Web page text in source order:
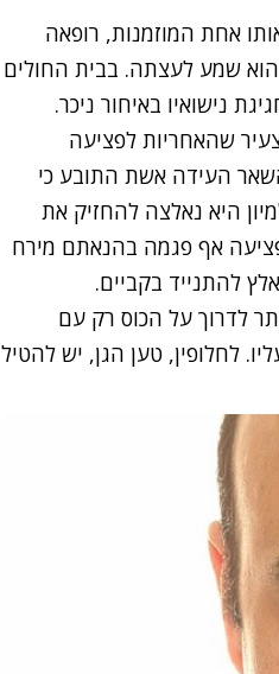
אחת המוזמנות, רופאה
שמע לעצתה. בבית החולים
נישואיו באיחור ניכר.
שהאחריות לפציעה
העידה אשת התובע כי
היא נאלצה להחזיק את
אף פגמה בהנאתם מירח
להתנייד בקביים.
לדרוך על הכוס רק עם
לחלופין, טען הגן, יש להטיל